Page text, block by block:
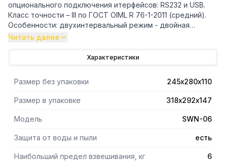
опционального подключения итерфейсов: RS232 и USB.
Класс точности – III по ГОСТ OIML R 76-1-2011 (средний).
Особенности: двухинтервальный режим - двойная
точность; низкопрофильный эргономичный корпус -
размера; пылевлагозащитный прозрачный кожух в
работы (батарейки не входят в комплект); усреднение
показаний массы при нестабильной нагрузке; мембранная
клавиатура; диагностика неисправностей. Предел
взвешивания 6 кг. Цена поверочного деления 1/2 г.
Читать далее
Характеристики
Размер без упаковки 245х280х110
Размер в упаковке 318х292х147
Модель SWN-06
Защита от воды и пыли есть
Наибольший предел взвешивания, кг 6